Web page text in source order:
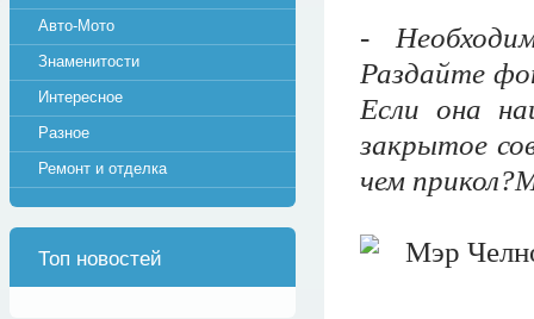
-
Раздайте
Если она
закрытое
чем
Авто-Мото
Знаменитости
Интересное
Разное
Ремонт и отделка
Топ новостей